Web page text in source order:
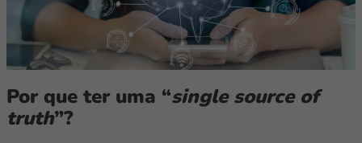
Por que ter uma “single source of
truth”?